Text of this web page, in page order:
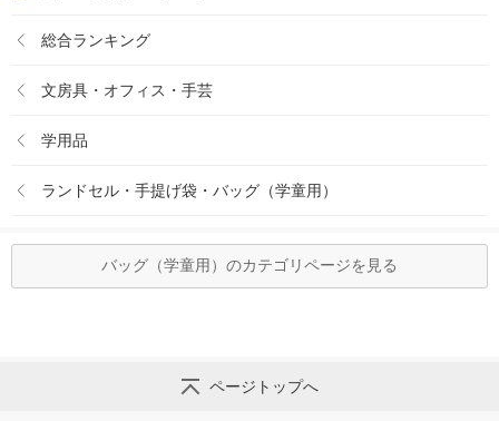
総合ランキング
文房具・オフィス・手芸
学用品
ランドセル・手提げ袋・バッグ（学童用）
バッグ（学童用）のカテゴリページを見る
ページトップへ